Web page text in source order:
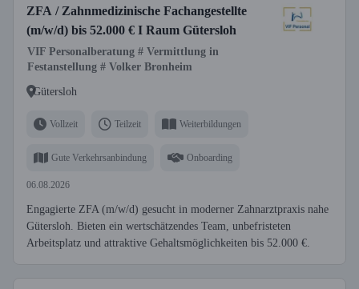
ZFA / Zahnmedizinische Fachangestellte
(m/w/d) bis 52.000 € I Raum Gütersloh
VIF Personalberatung # Vermittlung in
Festanstellung # Volker Bronheim
Gütersloh
Vollzeit Teilzeit Weiterbildungen
Gute Verkehrsanbindung Onboarding
06.08.2026
Engagierte ZFA (m/w/d) gesucht in moderner Zahnarztpraxis nahe
Gütersloh. Bieten ein wertschätzendes Team, unbefristeten
Arbeitsplatz und attraktive Gehaltsmöglichkeiten bis 52.000 €.